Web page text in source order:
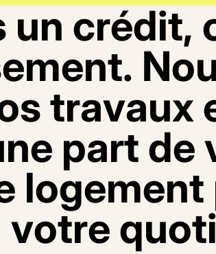
un crédit,
ement. No
stravaux
ne part de
logement
votre quot